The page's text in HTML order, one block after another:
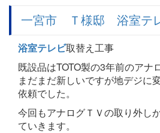
一宮市 Ｔ様邸 浴室テ
浴室テレビ取替え工事
既設品はTOTO製の3年前のアナ
まだまだ新しいですが地デジに
依頼でした。
今回もアナログＴＶの取り外し
ていきます。